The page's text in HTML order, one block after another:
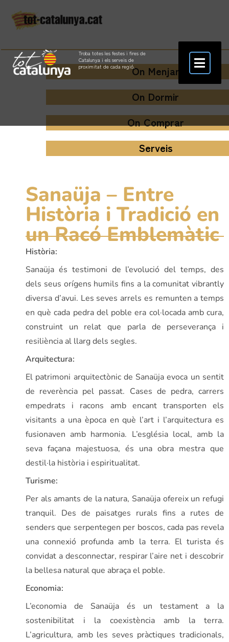
Troba totes les festes i fires de
Catalunya i els serveis de
proximitat de cada regió.On Menjar
On Dormir
On Comprar
Serveis
Sanaüja – Entre
Història i Tradició en
un Racó Emblemàtic
Història:
Sanaüja és testimoni de l’evolució del temps, des
dels seus orígens humils fins a la comunitat vibrantly
diversa d’avui. Les seves arrels es remunten a temps
en què cada pedra del poble era col·locada amb cura,
construint un relat que parla de perseverança i
resiliència al llarg dels segles.
Arquitectura:
El patrimoni arquitectònic de Sanaüja evoca un sentit
de reverència pel passat. Cases de pedra, carrers
empedrats i racons amb encant transporten els
visitants a una època en què l’art i l’arquitectura es
fusionaven amb harmonia. L’església local, amb la
seva façana majestuosa, és una obra mestra que
destil·la història i espiritualitat.
Turisme:
Per als amants de la natura, Sanaüja ofereix un refugi
tranquil. Des de paisatges rurals fins a rutes de
senders que serpentegen per boscos, cada pas revela
una connexió profunda amb la terra. El turista és
convidat a desconnectar, respirar l’aire net i descobrir
la bellesa natural que abraça el poble.
Economia:
L’economia de Sanaüja és un testament a la
sostenibilitat i la coexistència amb la terra.
L’agricultura, amb les seves pràctiques tradicionals,